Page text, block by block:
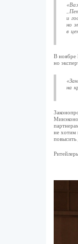
и
но
в
В ноябре
но
на
не хотим